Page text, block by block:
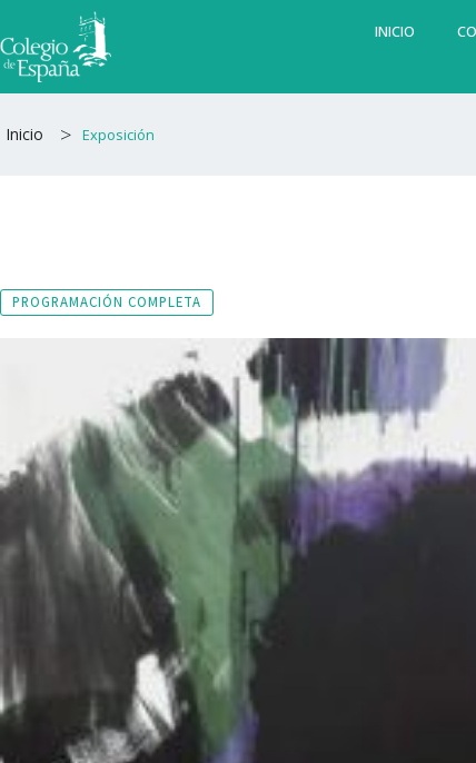
al
contenido
INICIO
Inicio > Exposición
PROGRAMACIÓN COMPLETA